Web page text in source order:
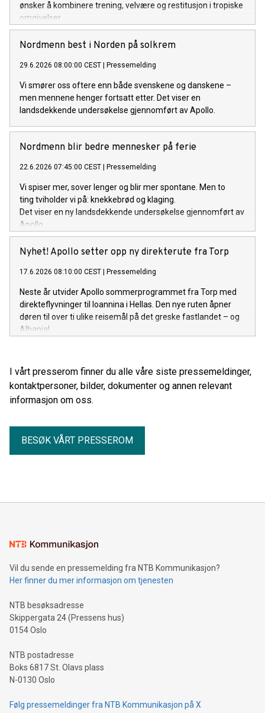
ønsker å kombinere trening, velvære og restitusjon i tropiske
omgivelser.
Nordmenn best i Norden på solkrem
29.6.2026 08:00:00 CEST Pressemelding
Vi smører oss oftere enn både svenskene og danskene –
men mennene henger fortsatt etter. Det viser en
landsdekkende undersøkelse gjennomført av Apollo.
Nordmenn blir bedre mennesker på ferie
22.6.2026 07:45:00 CEST Pressemelding
Vi spiser mer, sover lenger og blir mer spontane. Men to
ting tviholder vi på: knekkebrød og klaging.
Det viser en ny landsdekkende undersøkelse gjennomført av
Apollo.
Nyhet! Apollo setter opp ny direkterute fra Torp
17.6.2026 08:10:00 CEST Pressemelding
Neste år utvider Apollo sommerprogrammet fra Torp med
direkteflyvninger til Ioannina i Hellas. Den nye ruten åpner
døren til over ti ulike reisemål på det greske fastlandet – og
Albania!
I vårt presserom finner du alle våre siste pressemeldinger,
kontaktpersoner, bilder, dokumenter og annen relevant
informasjon om oss.
BESØK VÅRT PRESSEROM
Vil du sende en pressemelding fra NTB Kommunikasjon?
Her finner du mer informasjon om tjenesten
NTB besøksadresse
Skippergata 24 (Pressens hus)
0154 Oslo
NTB postadresse
Boks 6817 St. Olavs plass
N-0130 Oslo
Følg pressemeldinger fra NTB Kommunikasjon på X